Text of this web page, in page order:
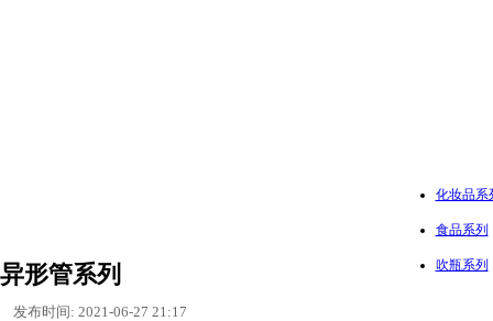
化妆品系
食品系列
吹瓶系列
异形管系列
发布时间: 2021-06-27 21:17